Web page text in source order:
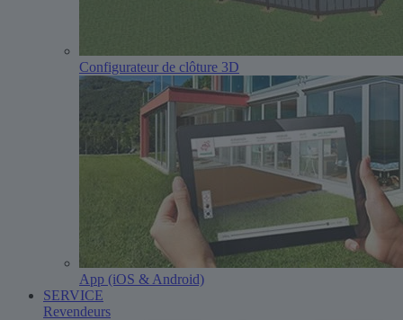
Configurateur de clôture 3D
App (iOS & Android)
SERVICE
Revendeurs